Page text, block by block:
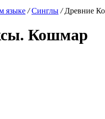
языке / Синглы / Древние
Кошмар